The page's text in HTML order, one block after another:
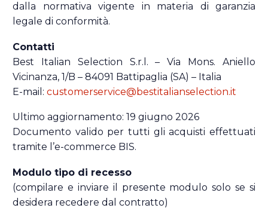
dalla normativa vigente in materia di garanzia
legale di conformità.
Contatti
Best Italian Selection S.r.l. – Via Mons. Aniello
Vicinanza, 1/B – 84091 Battipaglia (SA) – Italia
E-mail: customerservice@bestitalianselection.it
Ultimo aggiornamento: 19 giugno 2026
Documento valido per tutti gli acquisti effettuati
tramite l’e-commerce BIS.
Modulo tipo di recesso
(compilare e inviare il presente modulo solo se si
desidera recedere dal contratto)